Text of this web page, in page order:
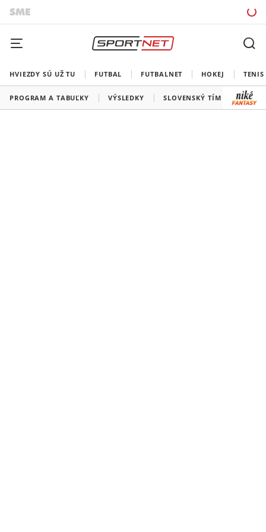
HVIEZDY SÚ UŽ TU FUTBAL FUTBALNET HOKEJ TENIS
PROGRAM A TABUĽKY VÝSLEDKY SLOVENSKÝ TÍM